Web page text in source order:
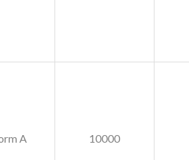
A 10000